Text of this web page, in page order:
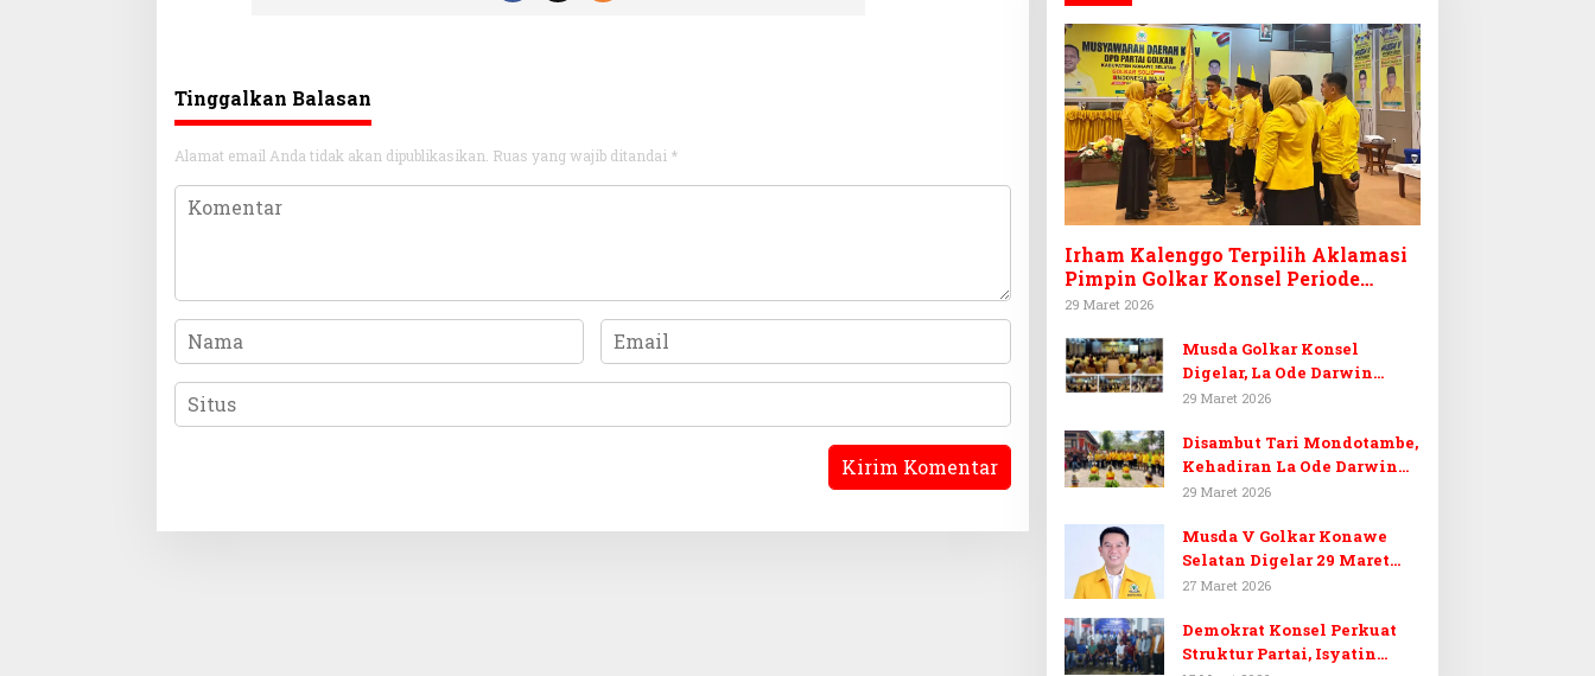
Tinggalkan Balasan
Alamat email Anda tidak akan dipublikasikan. Ruas yang wajib ditandai *
Irham Kalenggo Terpilih Aklamasi
Pimpin Golkar Konsel Periode
Ketiga
29 Maret 2026
Musda Golkar Konsel
Digelar, La Ode Darwin
Tekankan Soliditas Kader
Konawe Selatan
29 Maret 2026
Disambut Tari Mondotambe,
Kehadiran La Ode Darwin
Hangatkan Musda V Golkar
29 Maret 2026
Musda V Golkar Konawe
Selatan Digelar 29 Maret
2026, Dukungan Menguat
27 Maret 2026
Demokrat Konsel Perkuat
Struktur Partai, Isyatin